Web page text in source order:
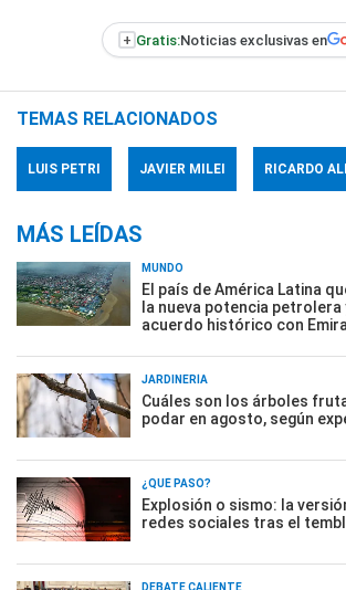
+ Gratis:Noticias exclusivas en
TEMAS RELACIONADOS
LUIS PETRI JAVIER MILEI RICARDO
MÁS LEÍDAS
MUNDO
El país de América Latina
la nueva potencia petrolera
acuerdo histórico con
JARDINERÍA
Cuáles son los árboles
podar en agosto, según
¿QUÉ PASÓ?
Explosión o sismo: la
redes sociales tras el
DEBATE CALIENTE